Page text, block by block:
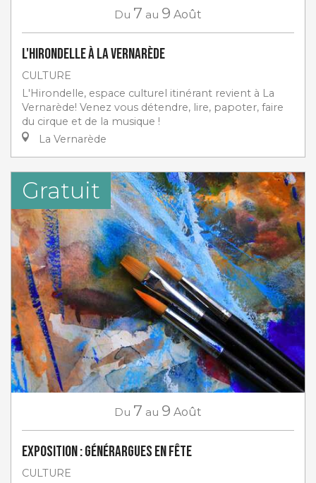
Du 7 au 9 Août
L'Hirondelle à La Vernarède
CULTURE
L'Hirondelle, espace culturel itinérant revient à La
Vernarède! Venez vous détendre, lire, papoter, faire
du cirque et de la musique !
La Vernarède
Gratuit
Du 7 au 9 Août
Exposition : Générargues en Fête
CULTURE